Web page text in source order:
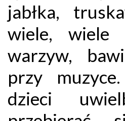
jabłka,
wiele, wiele
warzyw,
przy
dzieci